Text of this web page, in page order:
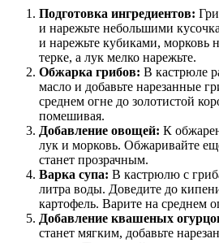
Подготовка ингредиентов:
и нарежьте небольшими
и нарежьте кубиками, морковь
терке, а лук мелко нарежьте.
Обжарка грибов: В кастрюле
масло и добавьте нарезанные
среднем огне до золотистой
помешивая.
Добавление овощей: К
лук и морковь. Обжаривайте
станет прозрачным.
Варка супа: В кастрюлю с
литра воды. Доведите до
картофель. Варите на среднем
Добавление квашеных
станет мягким, добавьте